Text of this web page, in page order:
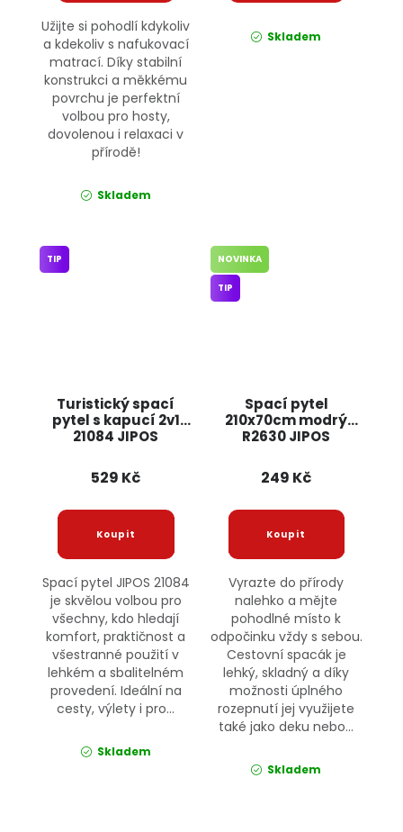
Užijte si pohodlí kdykoliv
a kdekoliv s nafukovací
matrací. Díky stabilní
konstrukci a měkkému
povrchu je perfektní
volbou pro hosty,
dovolenou i relaxaci v
přírodě!
Skladem
Skladem
Turistický spací
pytel s kapucí 2v1
21084 JIPOS
TIP
529 Kč
Spací pytel JIPOS 21084
je skvělou volbou pro
všechny, kdo hledají
komfort, praktičnost a
všestranné použití v
lehkém a sbalitelném
provedení. Ideální na
cesty, výlety i pro...
Skladem
Spací pytel
210x70cm modrý
R2630 JIPOS
NOVINKA
TIP
249 Kč
Vyrazte do přírody
nalehko a mějte
pohodlné místo k
odpočinku vždy s sebou.
Cestovní spacák je
lehký, skladný a díky
možnosti úplného
rozepnutí jej využijete
také jako deku nebo...
Skladem